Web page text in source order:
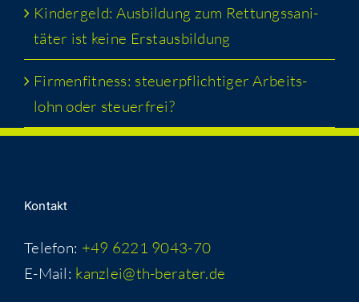
Kin­der­geld: Aus­bil­dung zum Ret­tungs­sa­ni­
tä­ter ist kei­ne Erstausbildung
Fir­men­fit­ness: steu­er­pflich­ti­ger Arbeits­
lohn oder steuerfrei?
Kon­takt
Telefon: +49 6221 9043-70
E-Mail: kanzlei@th-berater.de